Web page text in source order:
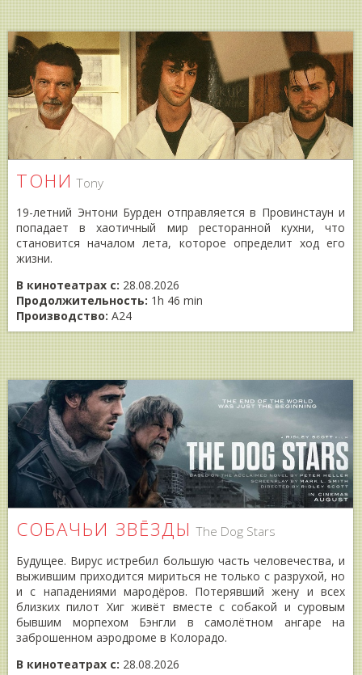
ТОНИ Tony
19-летний Энтони Бурден отправляется в Провинстаун и
попадает в хаотичный мир ресторанной кухни, что
становится началом лета, которое определит ход его
жизни.
В кинотеатрах с: 28.08.2026
Продолжительность: 1h 46 min
Производство: A24
СОБАЧЬИ ЗВĒЗДЫ The Dog Stars
Будущее. Вирус истребил большую часть человечества, и
выжившим приходится мириться не только с разрухой, но
и с нападениями мародёров. Потерявший жену и всех
близких пилот Хиг живёт вместе с собакой и суровым
бывшим морпехом Бэнгли в самолётном ангаре на
заброшенном аэродроме в Колорадо.
В кинотеатрах с: 28.08.2026